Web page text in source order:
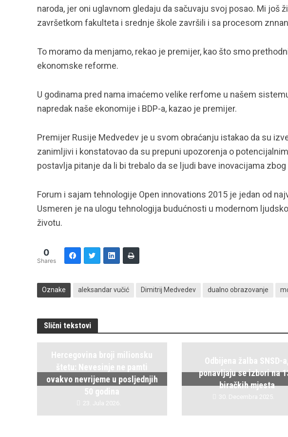
naroda, jer oni uglavnom gledaju da sačuvaju svoj posao. Mi još
završetkom fakulteta i srednje škole završili i sa procesom
To moramo da menjamo, rekao je premijer, kao što smo
ekonomske reforme.
U godinama pred nama imaćemo velike rerfome u našem
napredak naše ekonomije i BDP-a, kazao je premijer.
Premijer Rusije Medvedev je u svom obraćanju istakao da su
zanimljivi i konstatovao da su prepuni upozorenja o
postavlja pitanje da li bi trebalo da se ljudi bave inovacijama
Forum i sajam tehnologije Open innovations 2015 je jedan od
Usmeren je na ulogu tehnologija budućnosti u modernom
životu.
0
Shares
Oznake aleksandar vučić Dimitrij Medvedev dualno obrazovanje
Slični tekstovi
Hercegovina broji milionsku
štetu: Nevesinje ne pamti
ovakvo nevrijeme u posljednjih
50 godina
23. Jula 2026.
Odbijena žalba SNSD-a,
ponavljaju se izbori na
biračkih mjesta
30. Decembra 2025.